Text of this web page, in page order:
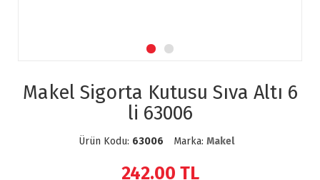
Makel Sigorta Kutusu Sıva Altı 6
li 63006
Ürün Kodu: 63006 Marka: Makel
242.00 TL